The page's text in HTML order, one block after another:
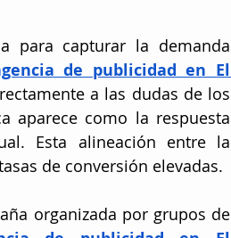
para capturar la demanda
de publicidad en El
a las dudas de los
aparece como la respuesta
Esta alineación entre la
de conversión elevadas.
organizada por grupos de